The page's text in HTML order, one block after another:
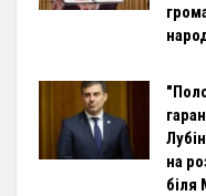
на
біля